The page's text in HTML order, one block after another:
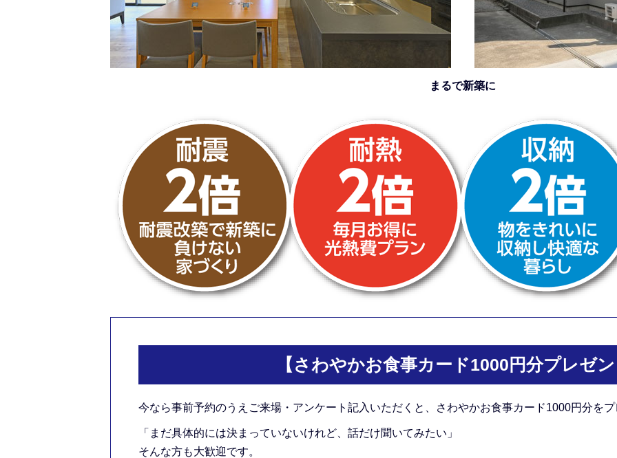
まるで新築に
【 さわやかお食事カード1000円分プレゼ
今なら事前予約のうえご来場・アンケート記入いただくと、さわやかお食事カード1000円分を
「まだ具体的には決まっていないけれど、話だけ聞いてみたい」
そんな方も大歓迎です。